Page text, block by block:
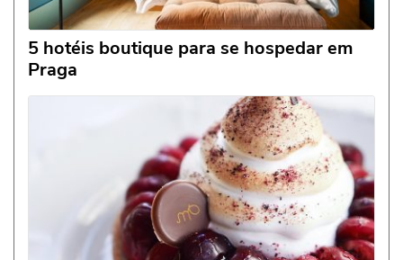
5 hotéis boutique para se hospedar em
Praga